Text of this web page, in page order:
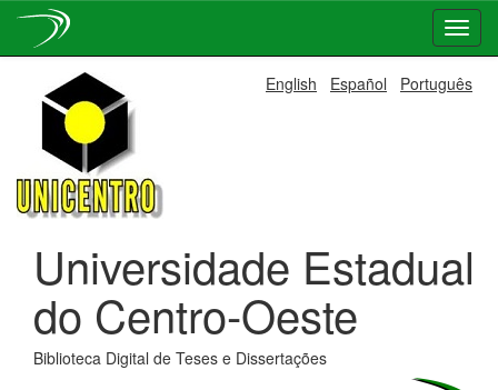
navigation
English Español Português
Universidade Estadual
do Centro-Oeste
Biblioteca Digital de Teses e Dissertações